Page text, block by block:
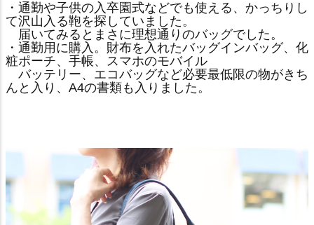
・通勤や子供の入卒園式などでも使える、かっちりし
て沢山入る鞄を探していました。
届いてみるとまさに理想通りのバッグでした。
・通勤用に購入。財布を入れたバッグインバッグ、化
粧ポーチ、手帳、スマホのモバイル
バッテリー、エコバッグなど必要最低限の物がきち
んと入り、A4の書類も入りました。